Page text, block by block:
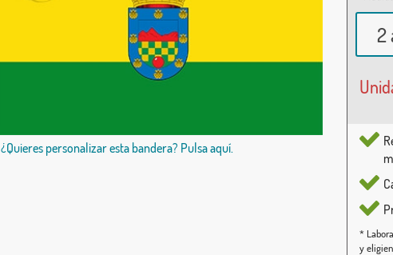
¿Quieres personalizar esta bandera? Pulsa aquí.
2
*
y